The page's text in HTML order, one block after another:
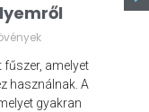
fűszer, amelyet
használnak. A
gyakran